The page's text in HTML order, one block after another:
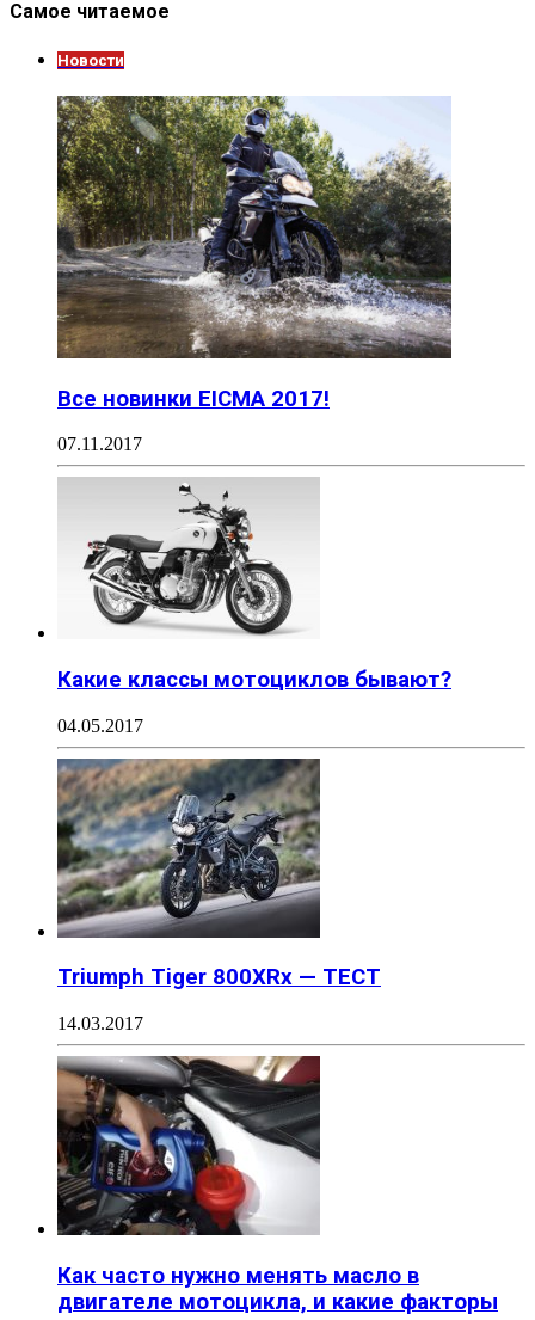
Самое читаемое
Новости
Все новинки EICMA 2017!
07.11.2017
Какие классы мотоциклов бывают?
04.05.2017
Triumph Tiger 800XRx — ТЕСТ
14.03.2017
Как часто нужно менять масло в
двигателе мотоцикла, и какие факторы